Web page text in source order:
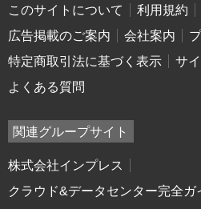
このサイトについて 利用規約
広告掲載のご案内
会社案内
特定商取引法に基づく表示
サ
よくある質問
関連グループサイト
株式会社インプレス
クラウド&データセンター完全ガ